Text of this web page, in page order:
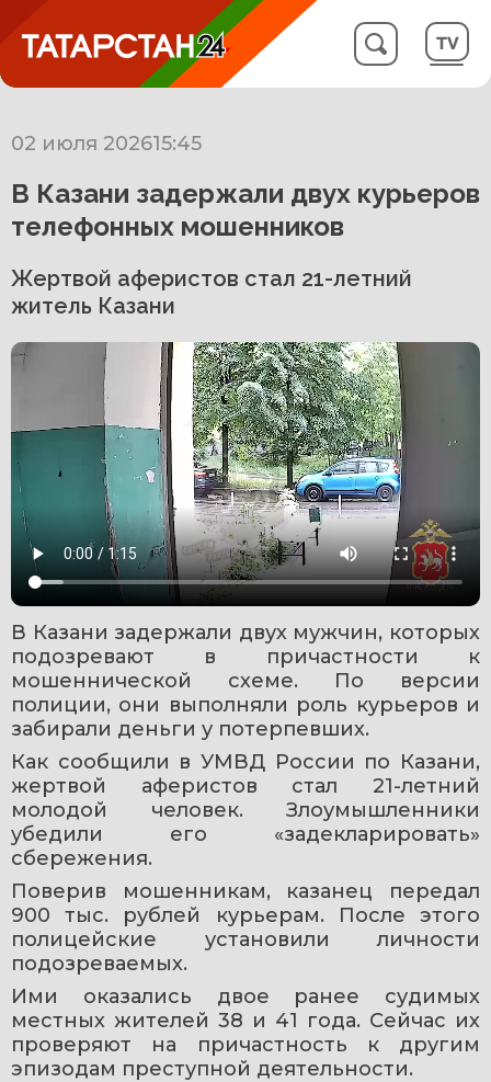
02 июля 202615:45
В Казани задержали двух курьеров
телефонных мошенников
Жертвой аферистов стал 21-летний
житель Казани
В Казани задержали двух мужчин, которых
подозревают в причастности к
мошеннической схеме. По версии
полиции, они выполняли роль курьеров и
забирали деньги у потерпевших.
Как сообщили в УМВД России по Казани,
жертвой аферистов стал 21-летний
молодой человек. Злоумышленники
убедили его «задекларировать»
сбережения.
Поверив мошенникам, казанец передал
900 тыс. рублей курьерам. После этого
полицейские установили личности
подозреваемых.
Ими оказались двое ранее судимых
местных жителей 38 и 41 года. Сейчас их
проверяют на причастность к другим
эпизодам преступной деятельности.